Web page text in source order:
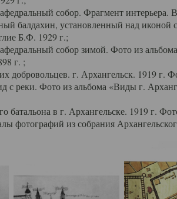
собор. Фрагмент интерьера.
балдахин, установленный над иконой
Б.Ф. 1929 г.;
собор зимой. Фото из
г. ;
добровольцев. г. Архангельск. 1919 г.
реки. Фото из альбома «Виды г.
батальона в г. Архангельске. 1919 г.
фотографий из собрания